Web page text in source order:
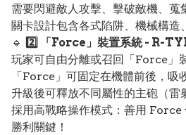
需要閃避敵人攻擊、擊破敵機、蒐
關卡設計包含各式陷阱、機械構造
🔹
2️⃣ 「Force」裝置系統 - R-
玩家可自由分離或召回「Force」
「Force」可固定在機體前後，吸
升級後可釋放不同屬性的主砲（雷
採用高戰略操作模式：善用 Force
勝利關鍵！